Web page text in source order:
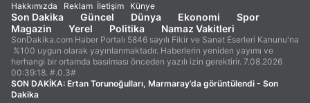
Hakkımızda Reklam İletişim Künye
Son Dakika Güncel Dünya Ekonomi
Spor
Magazin
Yerel Politika Namaz Vakitleri
SonDakika.com Haber Portalı 5846 sayılı Fikir ve Sanat Eserleri Kanunu'na
%100 uygun olarak yayınlanmaktadır. Haberlerin yeniden yayımı ve
herhangi bir ortamda basılması önceden yazılı izin gerektirir. 7.08.2026
00:39:18. #.0.3#
SON DAKİKA: Ertan Torunoğulları, Marmaray’da görüntülendi - Son
Dakika